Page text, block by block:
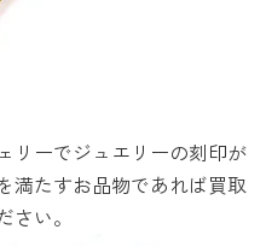
リーでジュエリーの刻印が
満たすお品物であれば買取
い。